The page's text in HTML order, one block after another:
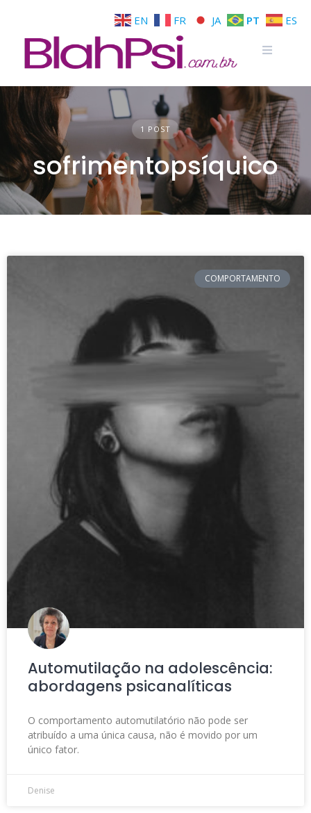
1 POST
sofrimentopsíquico
COMPORTAMENTO
Automutilação na adolescência:
abordagens psicanalíticas
O comportamento automutilatório não pode ser
atribuído a uma única causa, não é movido por um
único fator.
Denise
EN FR JA PT ES